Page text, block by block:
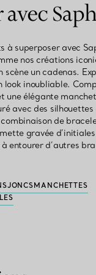
à superposer avec
nos créations
un cadenas.
inoubliable.
élégante
avec des
de
gravée
entourer d’autres
JONCSMANCHETTES